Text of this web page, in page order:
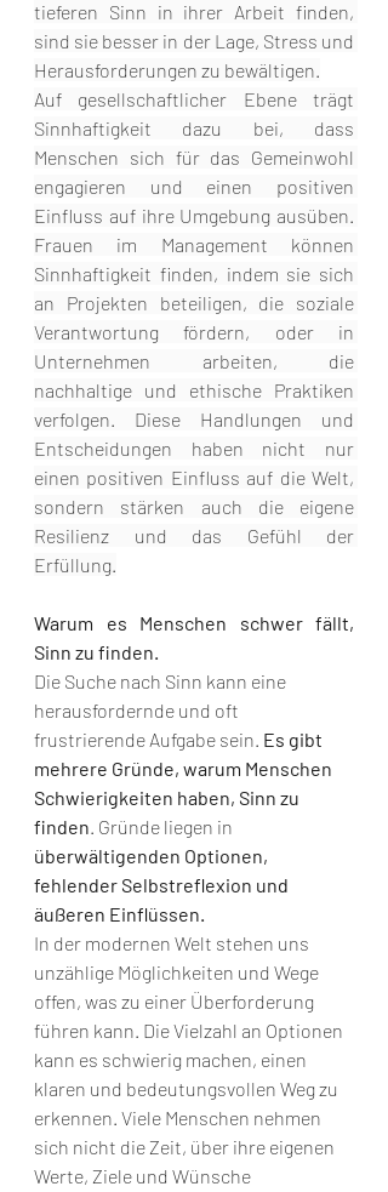
tieferen Sinn in ihrer Arbeit finden,
sind sie besser in der Lage, Stress und
Herausforderungen zu bewältigen.
Auf gesellschaftlicher Ebene trägt
Sinnhaftigkeit dazu bei, dass
Menschen sich für das Gemeinwohl
engagieren und einen positiven
Einfluss auf ihre Umgebung ausüben.
Frauen im Management können
Sinnhaftigkeit finden, indem sie sich
an Projekten beteiligen, die soziale
Verantwortung fördern, oder in
Unternehmen arbeiten, die
nachhaltige und ethische Praktiken
verfolgen. Diese Handlungen und
Entscheidungen haben nicht nur
einen positiven Einfluss auf die Welt,
sondern stärken auch die eigene
Resilienz und das Gefühl der
Erfüllung.
Warum es Menschen schwer fällt,
Sinn zu finden.
Die Suche nach Sinn kann eine
herausfordernde und oft
frustrierende Aufgabe sein. Es gibt
mehrere Gründe, warum Menschen
Schwierigkeiten haben, Sinn zu
finden. Gründe liegen in
überwältigenden Optionen,
fehlender Selbstreflexion und
äußeren Einflüssen.
In der modernen Welt stehen uns
unzählige Möglichkeiten und Wege
offen, was zu einer Überforderung
führen kann. Die Vielzahl an Optionen
kann es schwierig machen, einen
klaren und bedeutungsvollen Weg zu
erkennen. Viele Menschen nehmen
sich nicht die Zeit, über ihre eigenen
Werte, Ziele und Wünsche